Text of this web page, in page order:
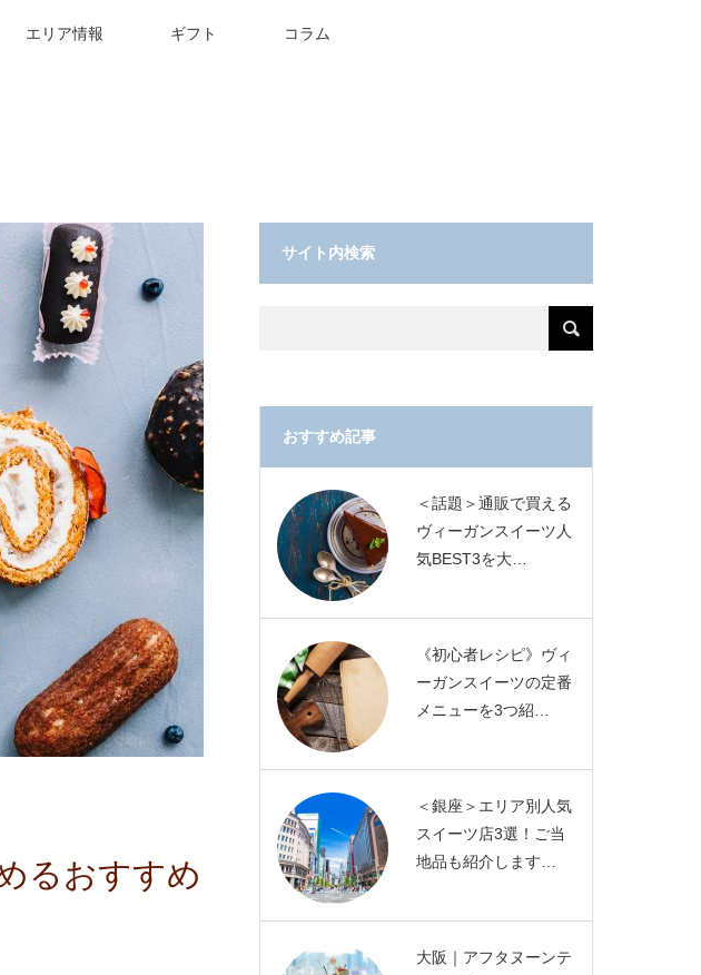
エリア情報 ギフト コラム
るおすすめ
サイト内検索
おすすめ記事
＜話題＞通販で買える
ヴィーガンスイーツ人
気BEST3を大…
《初心者レシピ》ヴィ
ーガンスイーツの定番
メニューを3つ紹…
＜銀座＞エリア別人気
スイーツ店3選！ご当
地品も紹介します…
大阪｜アフタヌーンテ